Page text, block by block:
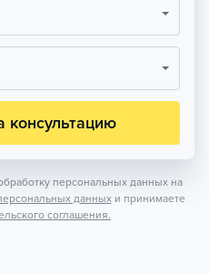
консультацию
персональных данных на
данных и принимаете
соглашения.